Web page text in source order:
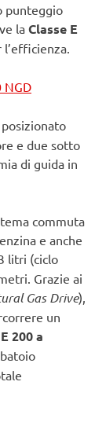
punteggio
la Classe E
NGD
e due sotto
di guida in
commuta
e anche
litri (ciclo
Grazie ai
Gas Drive),
un
E 200 a